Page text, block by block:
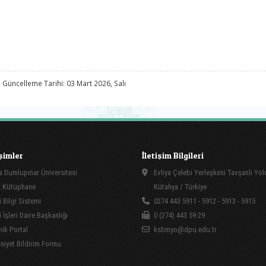
Güncelleme Tarihi: 03 Mart 2026, Salı
Dumlupınar Üniversitesi
Bilgi Sistemi
Daire Başkanlığı
Portal
Bildirim Formu
İletişim Bilgileri
Evliya Çelebi Yerleşkesi Tavşanlı
Kütahya / Türkiye
0274 443 5911 - 5912 - 5913 - 5915
0 (274) 443 59 29
ksbmyo@dpu.edu.tr